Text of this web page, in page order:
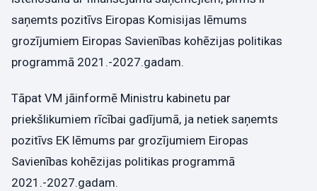
saņemts pozitīvs Eiropas Komisijas lēmums
grozījumiem Eiropas Savienības kohēzijas politikas
programmā 2021.-2027.gadam.
Tāpat VM jāinformē Ministru kabinetu par
priekšlikumiem rīcībai gadījumā, ja netiek saņemts
pozitīvs EK lēmums par grozījumiem Eiropas
Savienības kohēzijas politikas programmā
2021.-2027.gadam.